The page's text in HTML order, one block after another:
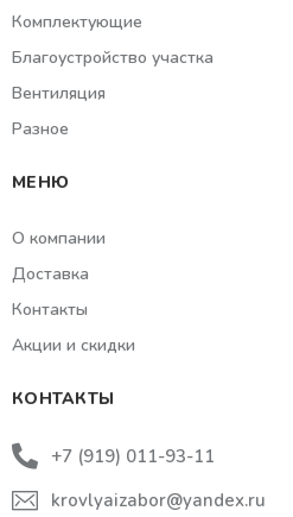
Комплектующие
Благоустройство участка
Вентиляция
Разное
МЕНЮ
О компании
Доставка
Контакты
Акции и скидки
КОНТАКТЫ
+7 (919) 011-93-11
krovlyaizabor@yandex.ru